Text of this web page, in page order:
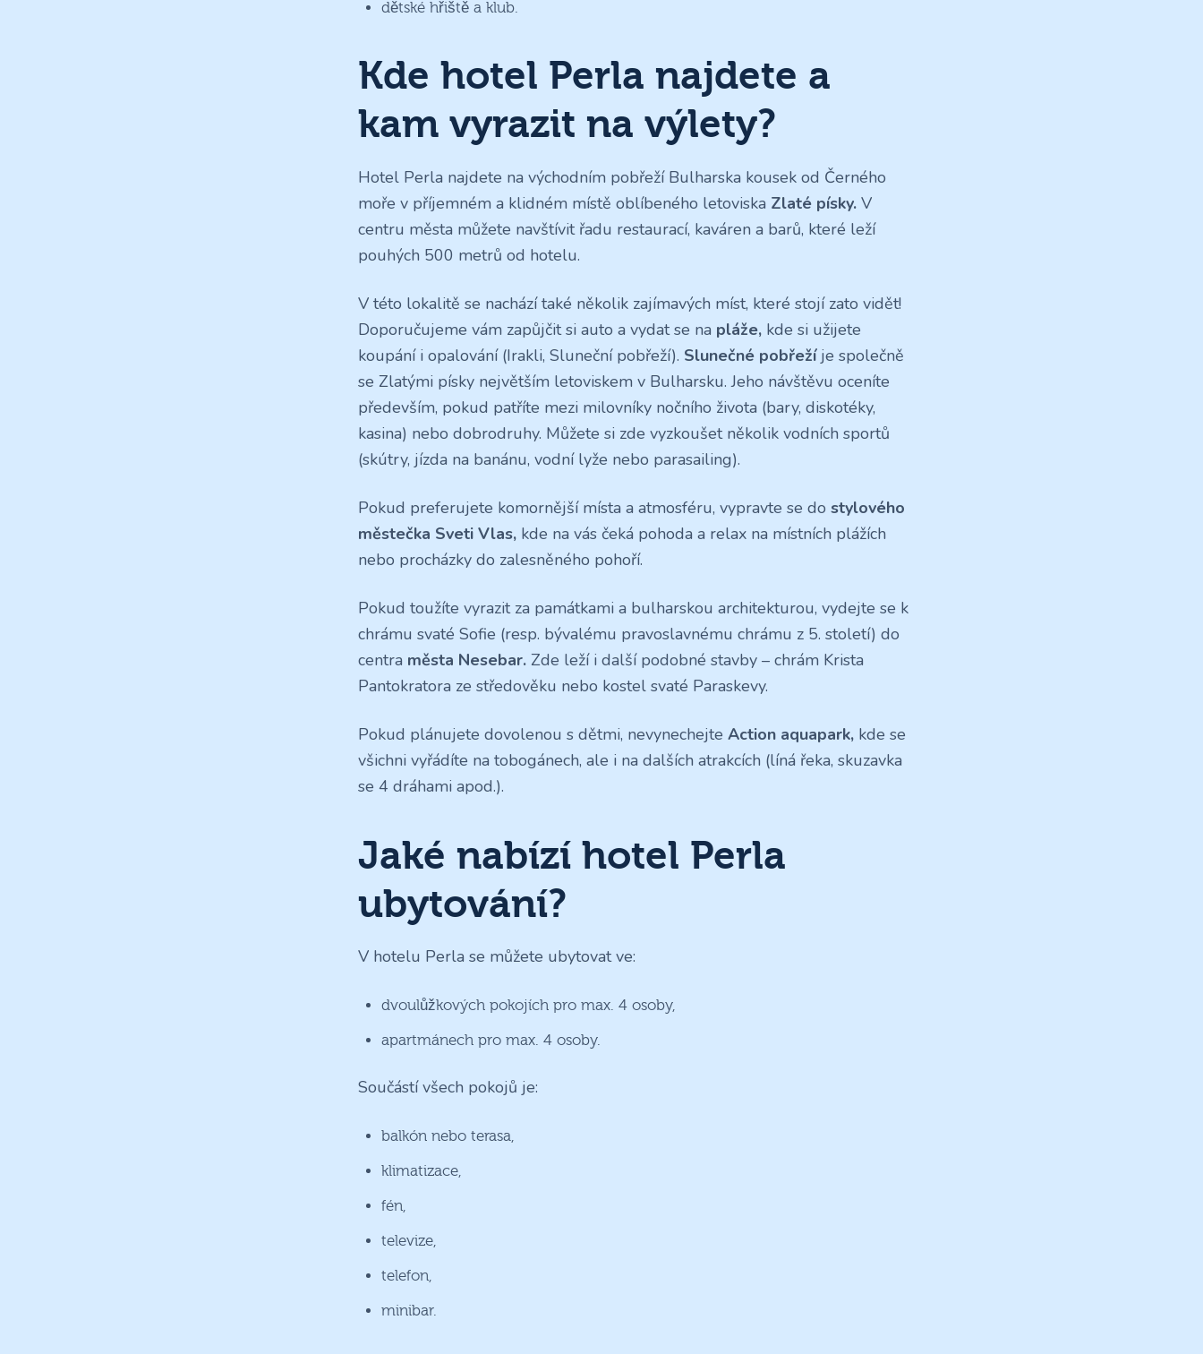
dětské hřiště a klub.
Kde hotel Perla najdete a
kam vyrazit na výlety?
Hotel Perla najdete na východním pobřeží Bulharska kousek od Černého
moře v příjemném a klidném místě oblíbeného letoviska Zlaté písky. V
centru města můžete navštívit řadu restaurací, kaváren a barů, které leží
pouhých 500 metrů od hotelu.
V této lokalitě se nachází také několik zajímavých míst, které stojí zato vidět!
Doporučujeme vám zapůjčit si auto a vydat se na pláže, kde si užijete
koupání i opalování (Irakli, Sluneční pobřeží). Slunečné pobřežíje společně
se Zlatými písky největším letoviskem v Bulharsku. Jeho návštěvu oceníte
především, pokud patříte mezi milovníky nočního života (bary, diskotéky,
kasina) nebo dobrodruhy. Můžete si zde vyzkoušet několik vodních sportů
(skútry, jízda na banánu, vodní lyže nebo parasailing).
Pokud preferujete komornější místa a atmosféru, vypravte se dostylového
městečka Sveti Vlas, kde na vás čeká pohoda a relax na místních plážích
nebo procházky do zalesněného pohoří.
Pokud toužíte vyrazit za památkami a bulharskou architekturou, vydejte se k
chrámu svaté Sofie (resp. bývalému pravoslavnému chrámu z 5. století) do
centra města Nesebar. Zde leží i další podobné stavby – chrám Krista
Pantokratora ze středověku nebo kostel svaté Paraskevy.
Pokud plánujete dovolenou s dětmi, nevynechejteAction aquapark, kde se
všichni vyřádíte na tobogánech, ale i na dalších atrakcích (líná řeka, skuzavka
se 4 dráhami apod.).
Jaké nabízí hotel Perla
ubytování?
V hotelu Perla se můžete ubytovat ve:
dvoulůžkových pokojích pro max. 4 osoby,
apartmánech pro max. 4 osoby.
Součástí všech pokojů je:
balkón nebo terasa,
klimatizace,
fén,
televize,
telefon,
minibar.